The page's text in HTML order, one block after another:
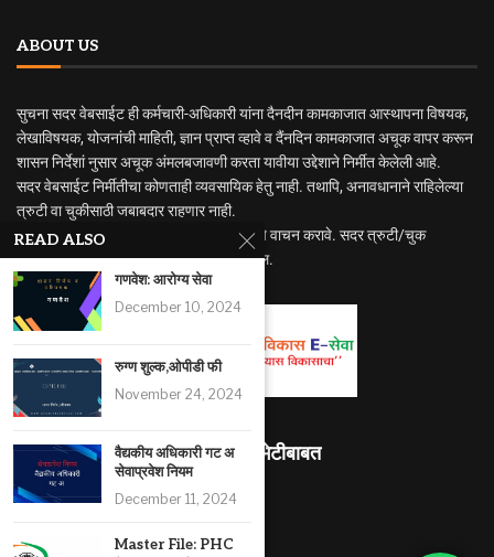
ABOUT US
सुचना सदर वेबसाईट ही कर्मचारी-अधिकारी यांना दैनदीन कामकाजात आस्थापना विषयक,
लेखाविषयक, योजनांची माहिती, ज्ञान प्राप्त व्हावे व दैंनदिन कामकाजात अचूक वापर करून
शासन निर्देशां नुसार अचूक अंमलबजावणी करता यावीया उद्देशाने निर्मीत केलेली आहे.
सदर वेबसाईट निर्मीतीचा कोणताही व्यवसायिक हेतु नाही. तथापि, अनावधानाने राहिलेल्या
त्रुटी वा चुकीसाठी जबाबदार राहणार नाही.
अधिक अभ्यासासाठी मुळ नियम व शासन निर्णयाचे वाचन करावे. सदर त्रुटी/चुक
निदर्शनास आणुन दिल्यास सुधारणा करण्यात येईल.
माहितीस्थळ भेटीबाबत
490349
RECENT ARTICLES
READ ALSO
गणवेश: आरोग्य सेवा
December 10, 2024
रुग्ण शुल्क,ओपीडी फी
November 24, 2024
वैद्यकीय अधिकारी गट अ
सेवाप्रवेश नियम
December 11, 2024
Master File: PHC